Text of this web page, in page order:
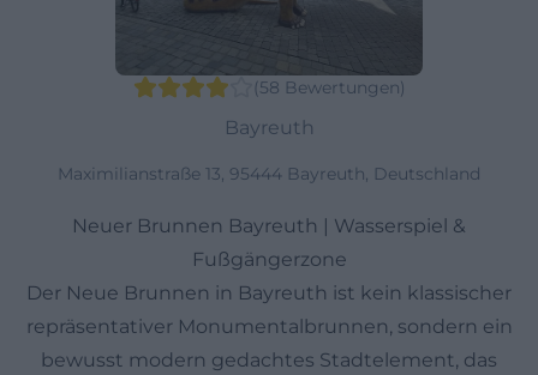
(58 Bewertungen)
Bayreuth
Maximilianstraße 13, 95444 Bayreuth, Deutschland
Neuer Brunnen Bayreuth | Wasserspiel &
Fußgängerzone
Der Neue Brunnen in Bayreuth ist kein klassischer
repräsentativer Monumentalbrunnen, sondern ein
bewusst modern gedachtes Stadtelement, das